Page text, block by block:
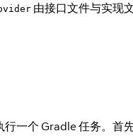
由接口文件与实现
一个 Gradle 任务。